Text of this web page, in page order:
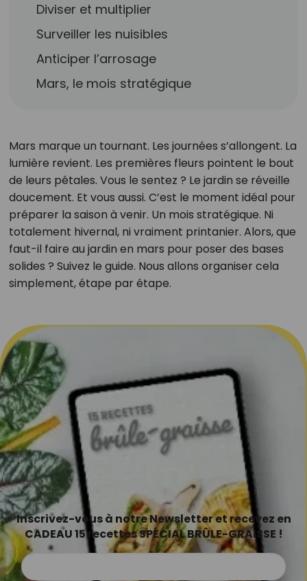
Diviser et multiplier
Surveiller les nuisibles
Anticiper l’arrosage
Mars, le mois stratégique
Mars marque un tournant. Les journées s’allongent. La
lumière revient. Les premières fleurs pointent le bout
de leurs pétales. Vous le sentez ? Le jardin se réveille
doucement. Et vous aussi. C’est le moment idéal pour
préparer la saison à venir. Un mois stratégique. Ni
totalement hivernal, ni vraiment printanier. Alors, que
faut-il faire au jardin en mars pour poser des bases
solides ? Suivez le guide. Nous allons organiser cela
simplement, étape par étape.
Inscrivez-vous à notre Newsletter et recevez en
CADEAU 15 recettes SPÉCIAL BRÛLE-GRAISSE !